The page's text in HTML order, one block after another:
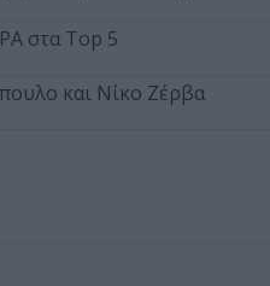
στα Top 5
και Νίκο Ζέρβα